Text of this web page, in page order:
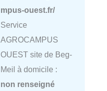
mpus-ouest.fr/
Service
AGROCAMPUS
OUEST site de Beg-
Meil à domicile :
non renseigné